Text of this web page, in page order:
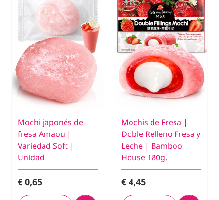
Mochi japonés de
fresa Amaou |
Variedad Soft |
Unidad
€ 0,65
Mochis de Fresa |
Doble Relleno Fresa y
Leche | Bamboo
House 180g.
€ 4,45